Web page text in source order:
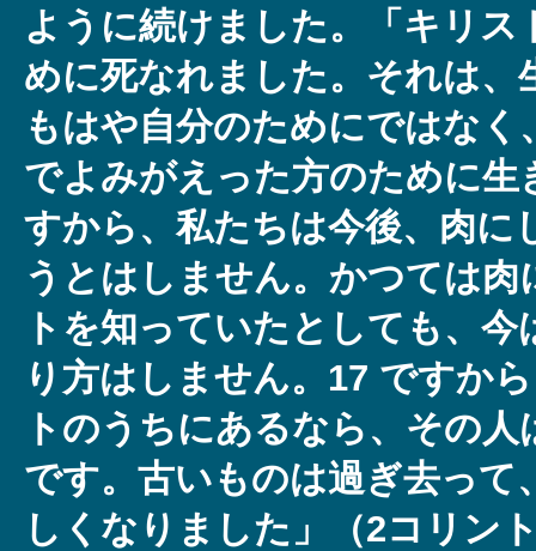
ように続けました。「キリ
めに死なれました。それは、
もはや自分のためにではなく
でよみがえった方のために生
すから、私たちは今後、肉に
うとはしません。かつては
トを知っていたとしても、
り方はしません。17 ですか
トのうちにあるなら、その
です。古いものは過ぎ去って
しくなりました」（2コリン